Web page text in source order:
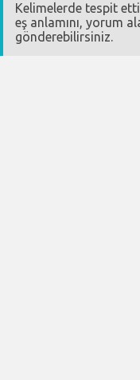
Kelimelerde tespit
eş anlamını, yorum
gönderebilirsiniz.